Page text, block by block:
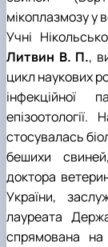
мікоплазмозу у
Учні
Литвин В. П.,
цикл наукових
інфекційної
стосувалась
бешихи
доктора
України,
лауреата
спрямована на